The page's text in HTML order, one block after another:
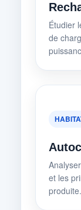
Étudier
de
et les
produite.